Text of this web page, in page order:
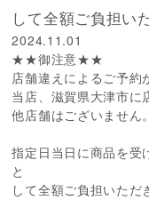
して全額ご負担い
2024.11.01
★★御注意★★
店舗違えによるご予約
当店、滋賀県大津市に
他店舗はございません。
指定日当日に商品を受
と
して全額ご負担いただ